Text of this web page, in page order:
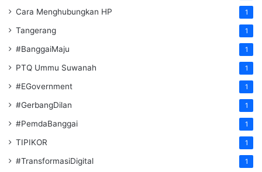
Cara Menghubungkan HP 1
Tangerang 1
#BanggaiMaju 1
PTQ Ummu Suwanah 1
#EGovernment 1
#GerbangDilan 1
#PemdaBanggai 1
TIPIKOR 1
#TransformasiDigital 1